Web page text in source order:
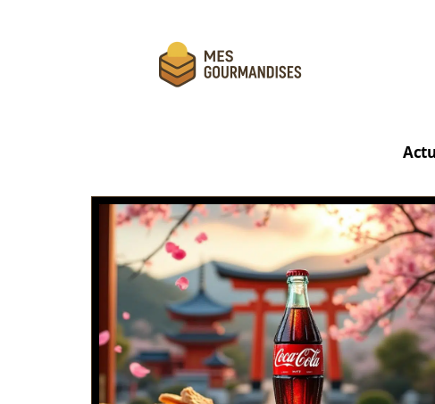
Actu